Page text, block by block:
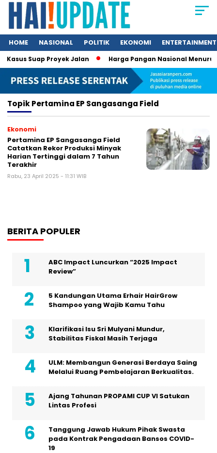
HOME NASIONAL POLITIK EKONOMI ENTERTAINMENT
Suap Proyek Jalan Harga Pangan Nasional Menurun,
TopikPertamina EP Sangasanga Field
Ekonomi
Pertamina EP Sangasanga Field
Catatkan Rekor Produksi Minyak
Harian Tertinggi dalam 7 Tahun
Terakhir
Rabu, 23 April 2025 - 11:31 WIB
BERITA POPULER
ABC Impact Luncurkan “2025 Impact
Review”
5 Kandungan Utama Erhair HairGrow
Shampoo yang Wajib Kamu Tahu
Klarifikasi Isu Sri Mulyani Mundur,
Stabilitas Fiskal Masih Terjaga
ULM: Membangun Generasi Berdaya Saing
Melalui Ruang Pembelajaran Berkualitas.
Ajang Tahunan PROPAMI CUP VI Satukan
Lintas Profesi
Tanggung Jawab Hukum Pihak Swasta
pada Kontrak Pengadaan Bansos COVID-
19